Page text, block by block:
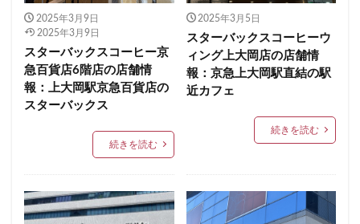
2025年3月9日
2025年3月9日
スターバックスコーヒー京
急百貨店6階店の店舗情
報：上大岡駅京急百貨店の
スターバックス
続きを読む
2025年3月5日
スターバックスコーヒーウ
ィング上大岡店の店舗情
報：京急上大岡駅直結の駅
近カフェ
続きを読む
エキア エキナカ
エキュート上野 エキュート立川 エキュート赤羽
エトモ池上 エミオ練馬 オススメ店舗
オートバックス カインズ カインズホーム
カフェ ギンザシックス
グランスタ グランスタ東京 グランデュオ立川
コクーンシティ コレド室町
サンシャインシティ サービスエリア